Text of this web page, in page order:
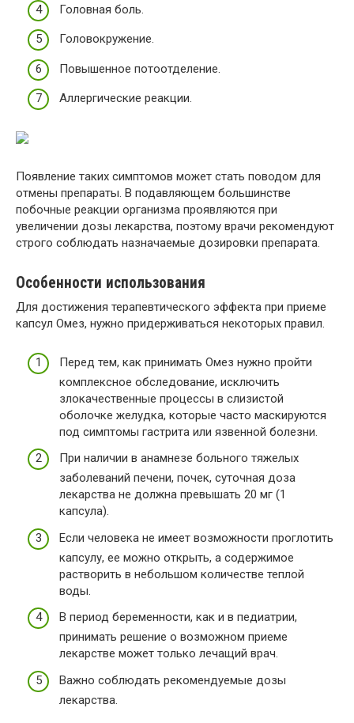
Головная боль.
Головокружение.
Повышенное потоотделение.
Аллергические реакции.
Появление таких симптомов может стать поводом для
отмены препараты. В подавляющем большинстве
побочные реакции организма проявляются при
увеличении дозы лекарства, поэтому врачи рекомендуют
строго соблюдать назначаемые дозировки препарата.
Особенности использования
Для достижения терапевтического эффекта при приеме
капсул Омез, нужно придерживаться некоторых правил.
Перед тем, как принимать Омез нужно пройти
комплексное обследование, исключить
злокачественные процессы в слизистой
оболочке желудка, которые часто маскируются
под симптомы гастрита или язвенной болезни.
При наличии в анамнезе больного тяжелых
заболеваний печени, почек, суточная доза
лекарства не должна превышать 20 мг (1
капсула).
Если человека не имеет возможности проглотить
капсулу, ее можно открыть, а содержимое
растворить в небольшом количестве теплой
воды.
В период беременности, как и в педиатрии,
принимать решение о возможном приеме
лекарстве может только лечащий врач.
Важно соблюдать рекомендуемые дозы
лекарства.